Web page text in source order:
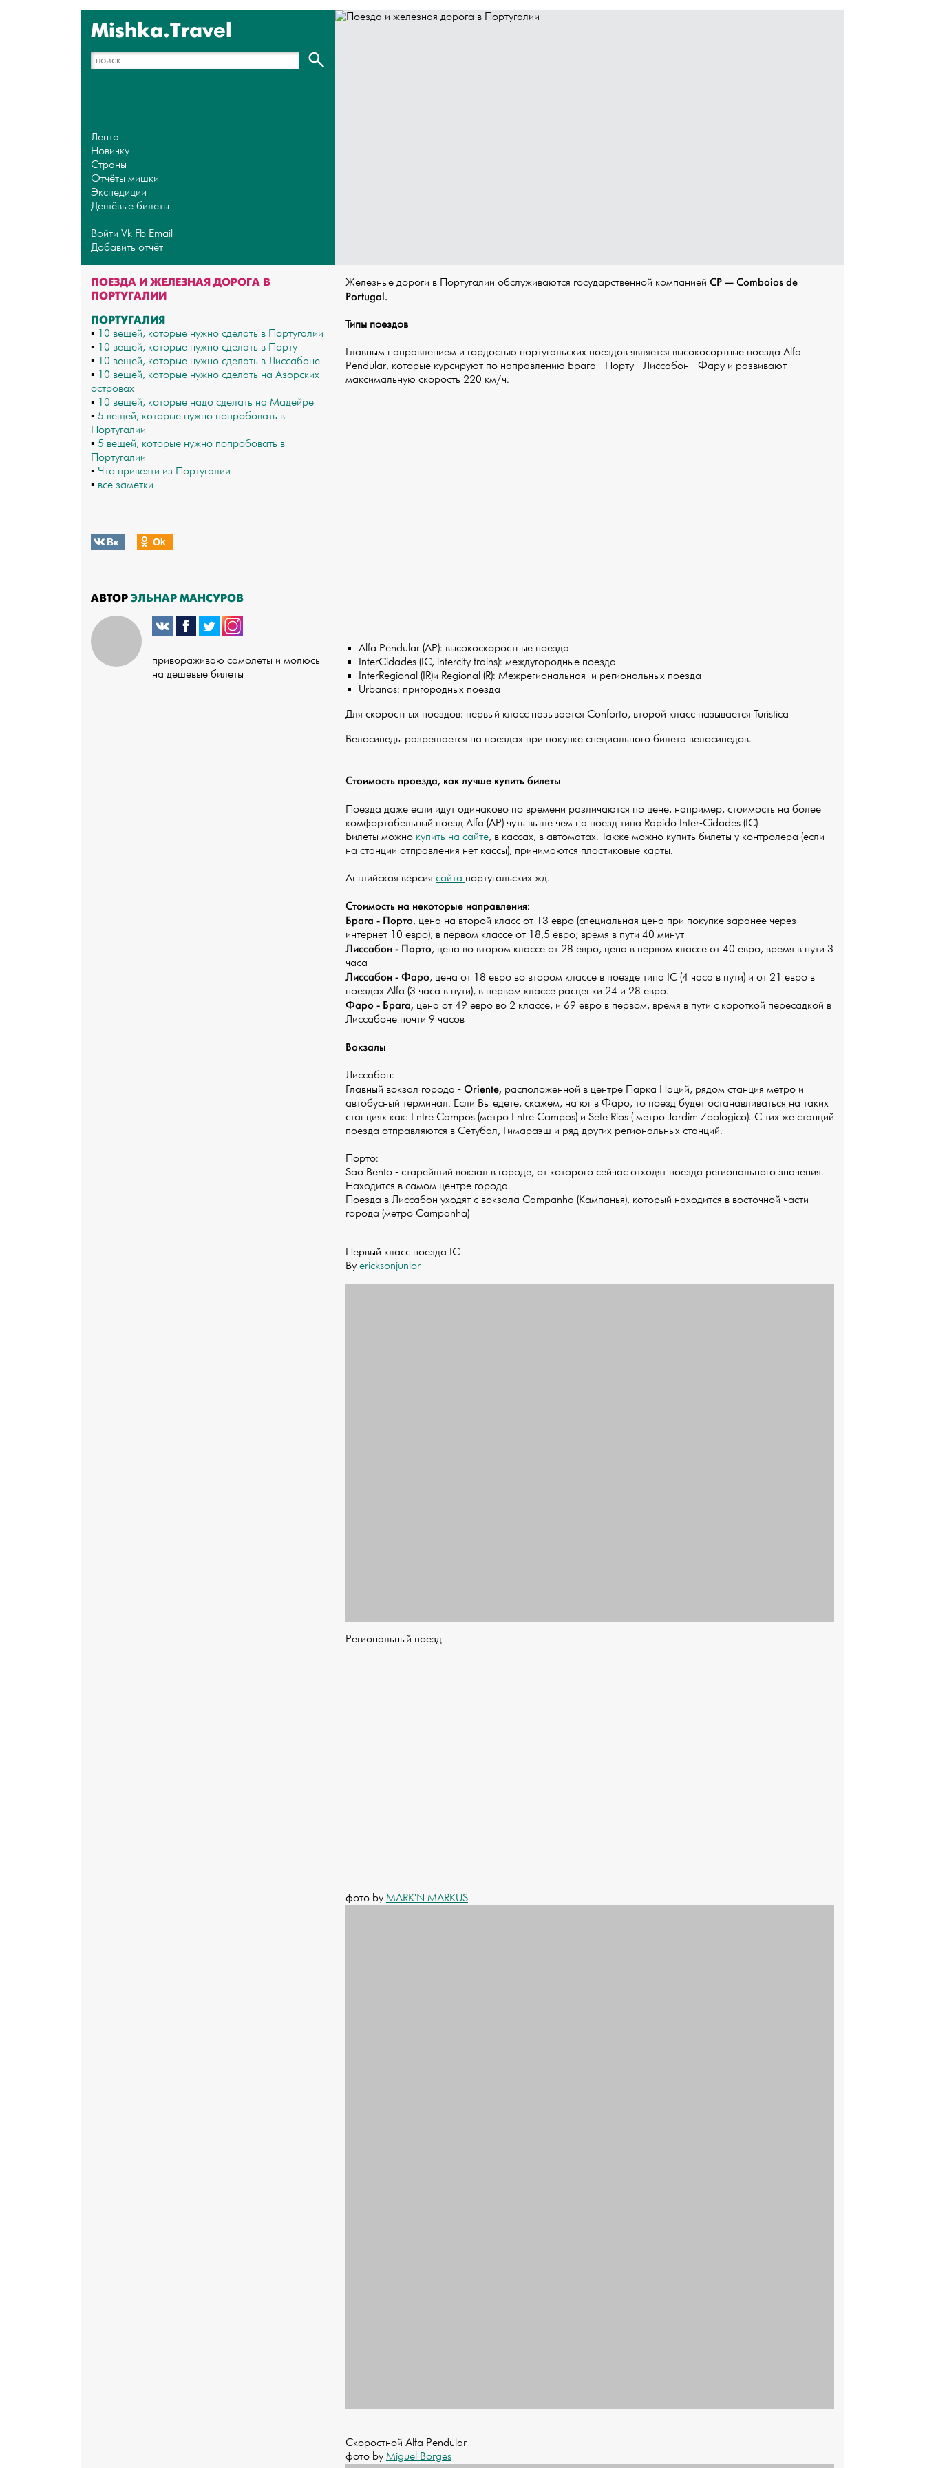
Mishka.Travel
Лента
Новичку
Страны
Отчёты мишки
Экспедиции
Дешёвые билеты
Войти Vk Fb Email
Добавить отчёт
ПОЕЗДА И ЖЕЛЕЗНАЯ ДОРОГА В
ПОРТУГАЛИИ
ПОРТУГАЛИЯ
▪ 10 вещей, которые нужно сделать в Португалии
▪ 10 вещей, которые нужно сделать в Порту
▪ 10 вещей, которые нужно сделать в Лиссабоне
▪ 10 вещей, которые нужно сделать на Азорских
островах
▪ 10 вещей, которые надо сделать на Мадейре
▪ 5 вещей, которые нужно попробовать в
Португалии
▪ 5 вещей, которые нужно попробовать в
Португалии
▪ Что привезти из Португалии
▪ все заметки
Вк Оk
АВТОРЭЛЬНАР МАНСУРОВ
привораживаю самолеты и молюсь
на дешевые билеты
Железные дороги в Португалии обслуживаются государственной компанией CP — Comboios de
Portugal.
Типы поездов
Главным направлением и гордостью португальских поездов является высокосортные поезда Alfa
Pendular, которые курсируют по направлению Брага - Порту -Лиссабон - Фару и развивают
максимальную скорость 220 км/ч.
Alfa Pendular (AP): высокоскоростные поезда
InterCidades (IC, intercity trains): междугородные поезда
InterRegional (IR)и Regional (R): Межрегиональная и региональных поезда
Urbanos: пригородных поезда
Для скоростных поездов: первый класс называется Conforto, второй класс называется Turistica
Велосипеды разрешается на поездах при покупке специального билета велосипедов.
Стоимость проезда, как лучше купить билеты
Поезда даже если идут одинаково по времени различаются по цене, например, стоимость на более
комфортабельный поезд Alfa (AP) чуть выше чем на поезд типа Rapido Inter-Cidades (IC)
Билеты можно купить на сайте, в кассах, в автоматах. Также можно купить билеты у контролера (если
на станции отправления нет кассы), принимаются пластиковые карты.
Английская версия сайта португальских жд.
Стоимость на некоторые направления:
Брага - Порто, цена на второй класс от 13 евро (специальная цена при покупке заранее через
интернет 10 евро), в первом классе от 18,5 евро; время в пути 40 минут
Лиссабон - Порто, цена во втором классе от 28 евро, цена в первом классе от 40 евро, время в пути 3
часа
Лиссабон - Фаро, цена от 18 евро во втором классе в поезде типа IC (4 часа в пути) и от 21 евро в
поездах Alfa (3 часа в пути), в первом классе расценки 24 и 28 евро.
Фаро - Брага, цена от 49 евро во 2 классе, и 69 евро в первом, время в пути с короткой пересадкой в
Лиссабоне почти 9 часов
Вокзалы
Лиссабон:
Главный вокзал города - Oriente, расположенной в центре Парка Наций, рядом станция метро и
автобусный терминал. Если Вы едете, скажем, на юг в Фаро, то поезд будет останавливаться на таких
станциях как: Entre Campos (метро Entre Campos) и Sete Rios ( метро Jardim Zoologico). С тих же станций
поезда отправляются в Сетубал, Гимараэш и ряд других региональных станций.
Порто:
Sao Bento - старейший вокзал в городе, от которого сейчас отходят поезда регионального значения.
Находится в самом центре города.
Поезда в Лиссабон уходят с вокзала Campanha (Кампанья), который находится в восточной части
города (метро Campanha)
Первый класс поезда IC
By ericksonjunior
Региональный поезд
фото by MARK'N MARKUS
Скоростной Alfa Pendular
фото by Miguel Borges